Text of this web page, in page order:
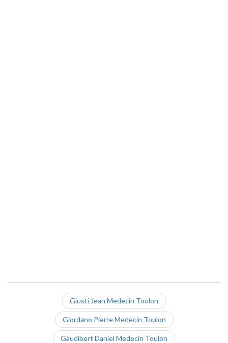
Giusti Jean Medecin Toulon
Giordano Pierre Medecin Toulon
Gaudibert Daniel Medecin Toulon